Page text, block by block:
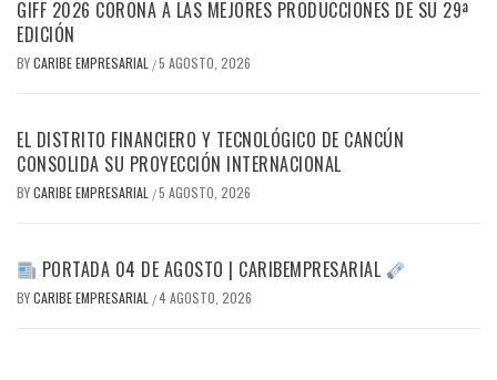
GIFF 2026 CORONA A LAS MEJORES PRODUCCIONES DE SU 29ª
EDICIÓN
BYCARIBE EMPRESARIAL /5 AGOSTO, 2026
EL DISTRITO FINANCIERO Y TECNOLÓGICO DE CANCÚN
CONSOLIDA SU PROYECCIÓN INTERNACIONAL
BYCARIBE EMPRESARIAL /5 AGOSTO, 2026
PORTADA 04 DE AGOSTO | CARIBEMPRESARIAL
BYCARIBE EMPRESARIAL /4 AGOSTO, 2026